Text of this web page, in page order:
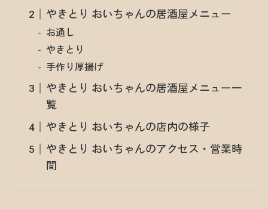
やきとり おいちゃんの居酒屋メニュー
お通し
やきとり
手作り厚揚げ
やきとり おいちゃんの居酒屋メニュー一
覧
やきとり おいちゃんの店内の様子
やきとり おいちゃんのアクセス・営業時
間